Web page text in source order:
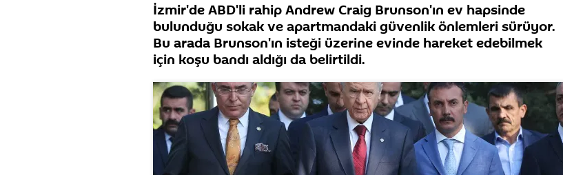
İzmir'de ABD'li rahip Andrew Craig Brunson'ın ev hapsinde
bulunduğu sokak ve apartmandaki güvenlik önlemleri sürüyor.
Bu arada Brunson'ın isteği üzerine evinde hareket edebilmek
için koşu bandı aldığı da belirtildi.